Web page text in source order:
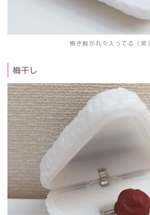
焼き鮭が丸々入ってる（笑）
梅干し